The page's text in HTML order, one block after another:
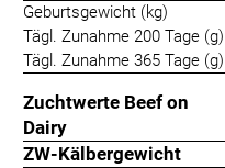
Geburtsgewicht (kg)
Tägl. Zunahme 200 Tage (g)
Tägl. Zunahme 365 Tage (g)
Zuchtwerte Beef on
Dairy
ZW-Kälbergewicht